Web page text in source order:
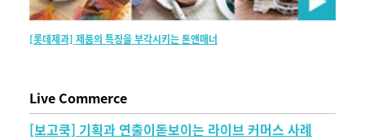
[롯데제과] 제품의 특징을 부각시키는 톤앤매너
Live Commerce
[보고쿡] 기획과 연출이돋보이는 라이브 커머스 사례